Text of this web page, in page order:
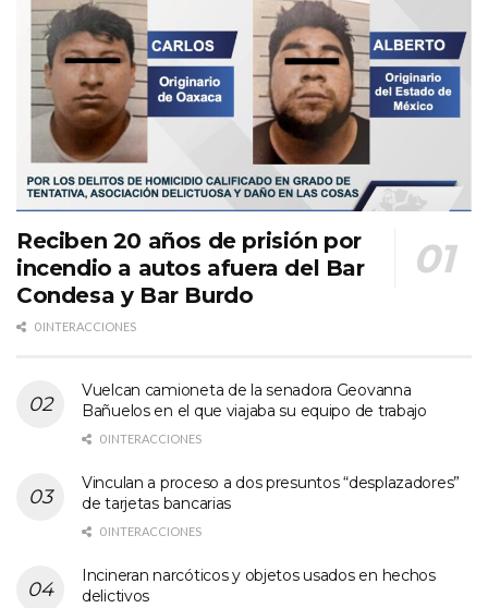
Reciben 20 años de prisión por
incendio a autos afuera del Bar
Condesa y Bar Burdo
0 INTERACCIONES
Vuelcan camioneta de la senadora Geovanna
Bañuelos en el que viajaba su equipo de trabajo
0 INTERACCIONES
Vinculan a proceso a dos presuntos “desplazadores”
de tarjetas bancarias
0 INTERACCIONES
Incineran narcóticos y objetos usados en hechos
delictivos